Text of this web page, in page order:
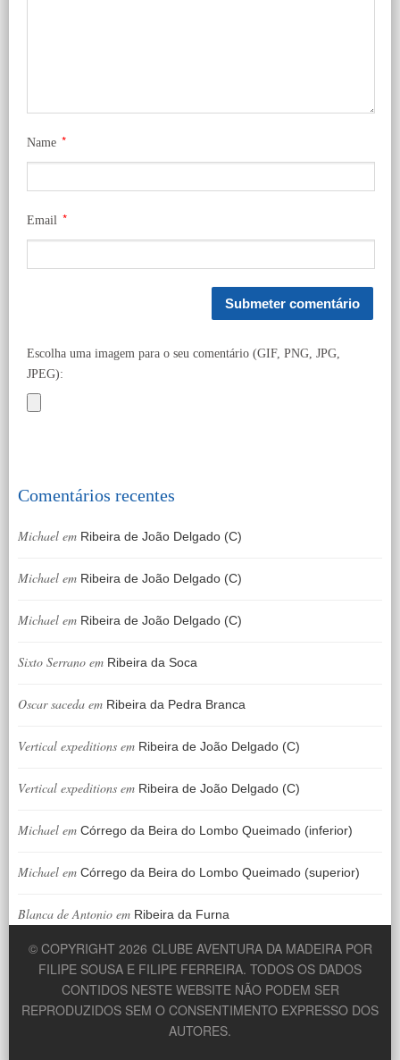
Name *
Email *
Escolha uma imagem para o seu comentário (GIF, PNG, JPG,
JPEG):
Comentários recentes
Michael em Ribeira de João Delgado (C)
Michael em Ribeira de João Delgado (C)
Michael em Ribeira de João Delgado (C)
Sixto Serrano em Ribeira da Soca
Oscar saceda em Ribeira da Pedra Branca
Vertical expeditions em Ribeira de João Delgado (C)
Vertical expeditions em Ribeira de João Delgado (C)
Michael em Córrego da Beira do Lombo Queimado (inferior)
Michael em Córrego da Beira do Lombo Queimado (superior)
Blanca de Antonio em Ribeira da Furna
© COPYRIGHT 2026 CLUBE AVENTURA DA MADEIRA POR
FILIPE SOUSA E FILIPE FERREIRA. TODOS OS DADOS
CONTIDOS NESTE WEBSITE NÃO PODEM SER
REPRODUZIDOS SEM O CONSENTIMENTO EXPRESSO DOS
AUTORES.